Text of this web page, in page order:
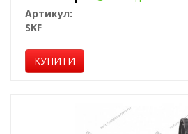
Артикул:
SKF
КУПИТИ